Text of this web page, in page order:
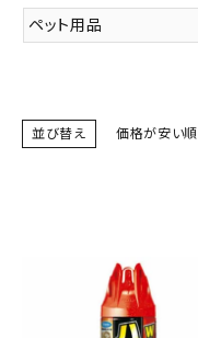
ペット用品
並び替え 価格が安い順